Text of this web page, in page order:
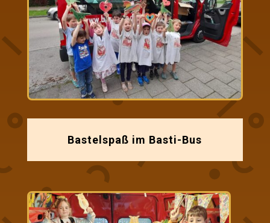
Bastelspaß im Basti-Bus